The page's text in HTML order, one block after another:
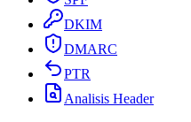
DKIM
DMARC
PTR
Analisis Header